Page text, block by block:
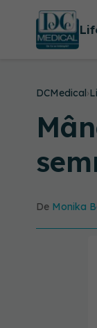
DCMedical›
De Monika